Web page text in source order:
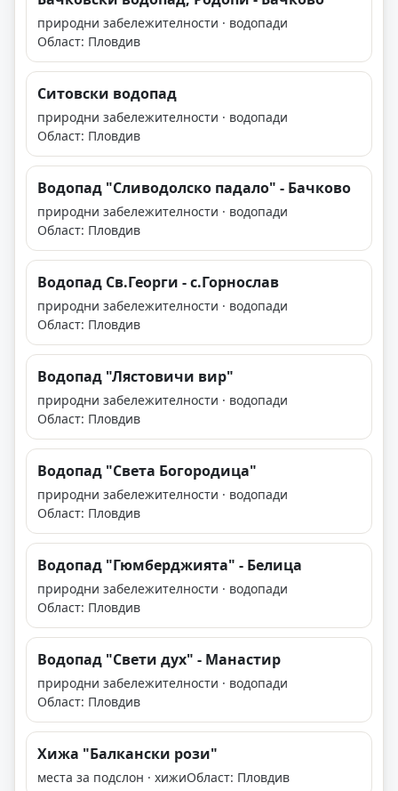
природни забележителности · водопади
Област: Пловдив
Ситовски водопад
природни забележителности · водопади
Област: Пловдив
Водопад "Сливодолско падало" - Бачково
природни забележителности · водопади
Област: Пловдив
Водопад Св.Георги - с.Горнослав
природни забележителности · водопади
Област: Пловдив
Водопад "Лястовичи вир"
природни забележителности · водопади
Област: Пловдив
Водопад "Света Богородица"
природни забележителности · водопади
Област: Пловдив
Водопад "Гюмберджията" - Белица
природни забележителности · водопади
Област: Пловдив
Водопад "Свети дух" - Манастир
природни забележителности · водопади
Област: Пловдив
Хижа "Балкански рози"
места за подслон · хижиОбласт: Пловдив